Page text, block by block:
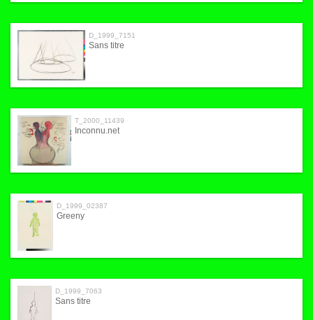
D_1999_7151
Sans titre
T_2000_11439
Inconnu.net
D_1999_02387
Greeny
D_1999_7063
Sans titre